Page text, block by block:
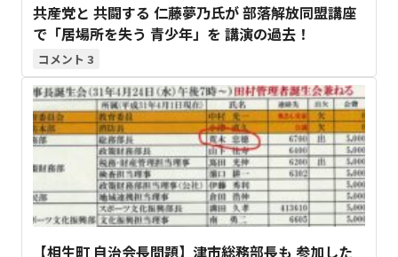
共産党と 共闘する 仁藤夢乃氏が 部落解放同盟講座
で「居場所を失う 青少年」を 講演の過去！
3
【相生町 自治会長問題】津市総務部長も 参加した